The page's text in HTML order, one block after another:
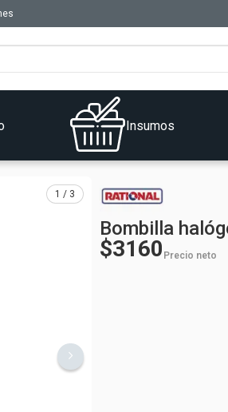
Insumos
1 / 3
Bombilla
$3160 Precio neto